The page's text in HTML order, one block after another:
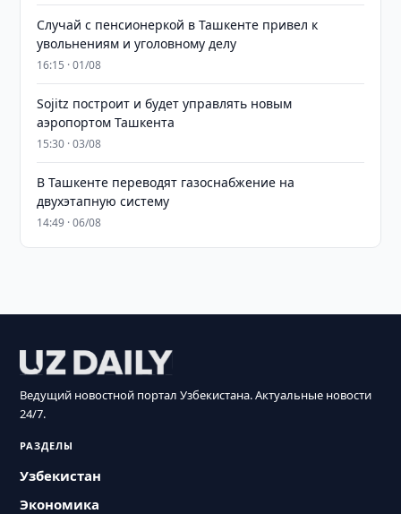
Случай с пенсионеркой в Ташкенте привел к
увольнениям и уголовному делу
16:15 · 01/08
Sojitz построит и будет управлять новым
аэропортом Ташкента
15:30 · 03/08
В Ташкенте переводят газоснабжение на
двухэтапную систему
14:49 · 06/08
Ведущий новостной портал Узбекистана. Актуальные новости
24/7.
РАЗДЕЛЫ
Узбекистан
Экономика